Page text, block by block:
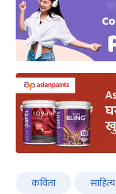
कविता साहित्य